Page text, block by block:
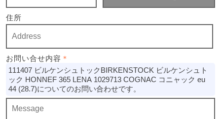
住所
お問い合せ内容 ＊
111407 ビルケンシュトックBIRKENSTOCK ビルケンシュト
ック HONNEF 365 LENA 1029713 COGNAC コニャック eu
44 (28.7)についてのお問い合わせです。